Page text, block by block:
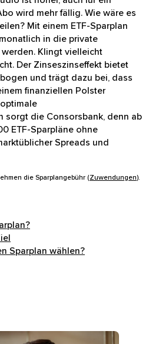
wird mehr fällig. Wie wäre es
Mit einem ETF-Sparplan
in die private
Klingt vielleicht
Der Zinseszinseffekt bietet
und trägt dazu bei, dass
finanziellen Polster
sorgt die Consorsbank, denn ab
ETF-Sparpläne ohne
Spreads und
die Sparplangebühr (Zuwendungen).
Sparplan wählen?
Haaren sitzt auf Sofa, lacht